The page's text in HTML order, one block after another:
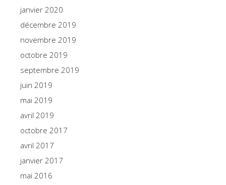
janvier 2020
décembre 2019
novembre 2019
octobre 2019
septembre 2019
juin 2019
mai 2019
avril 2019
octobre 2017
avril 2017
janvier 2017
mai 2016